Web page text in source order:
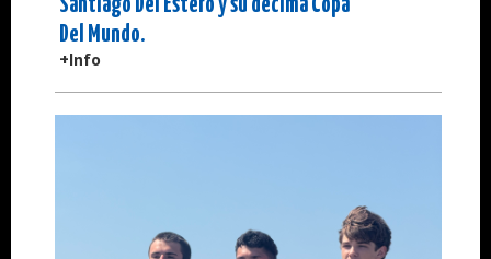
Santiago Del Estero y su décima Copa
Del Mundo.
+Info